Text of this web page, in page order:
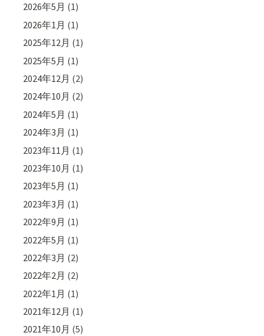
2026年5月 (1)
2026年1月 (1)
2025年12月 (1)
2025年5月 (1)
2024年12月 (2)
2024年10月 (2)
2024年5月 (1)
2024年3月 (1)
2023年11月 (1)
2023年10月 (1)
2023年5月 (1)
2023年3月 (1)
2022年9月 (1)
2022年5月 (1)
2022年3月 (2)
2022年2月 (2)
2022年1月 (1)
2021年12月 (1)
2021年10月 (5)